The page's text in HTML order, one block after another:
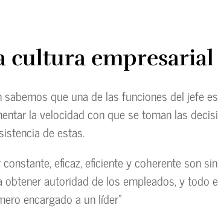
cultura
sabemos que una de las funciones del jefe
la velocidad con que se toman las
de estas.
constante, eficaz, eficiente y coherente son
obtener autoridad de los empleados, y todo
encargado a un líder”